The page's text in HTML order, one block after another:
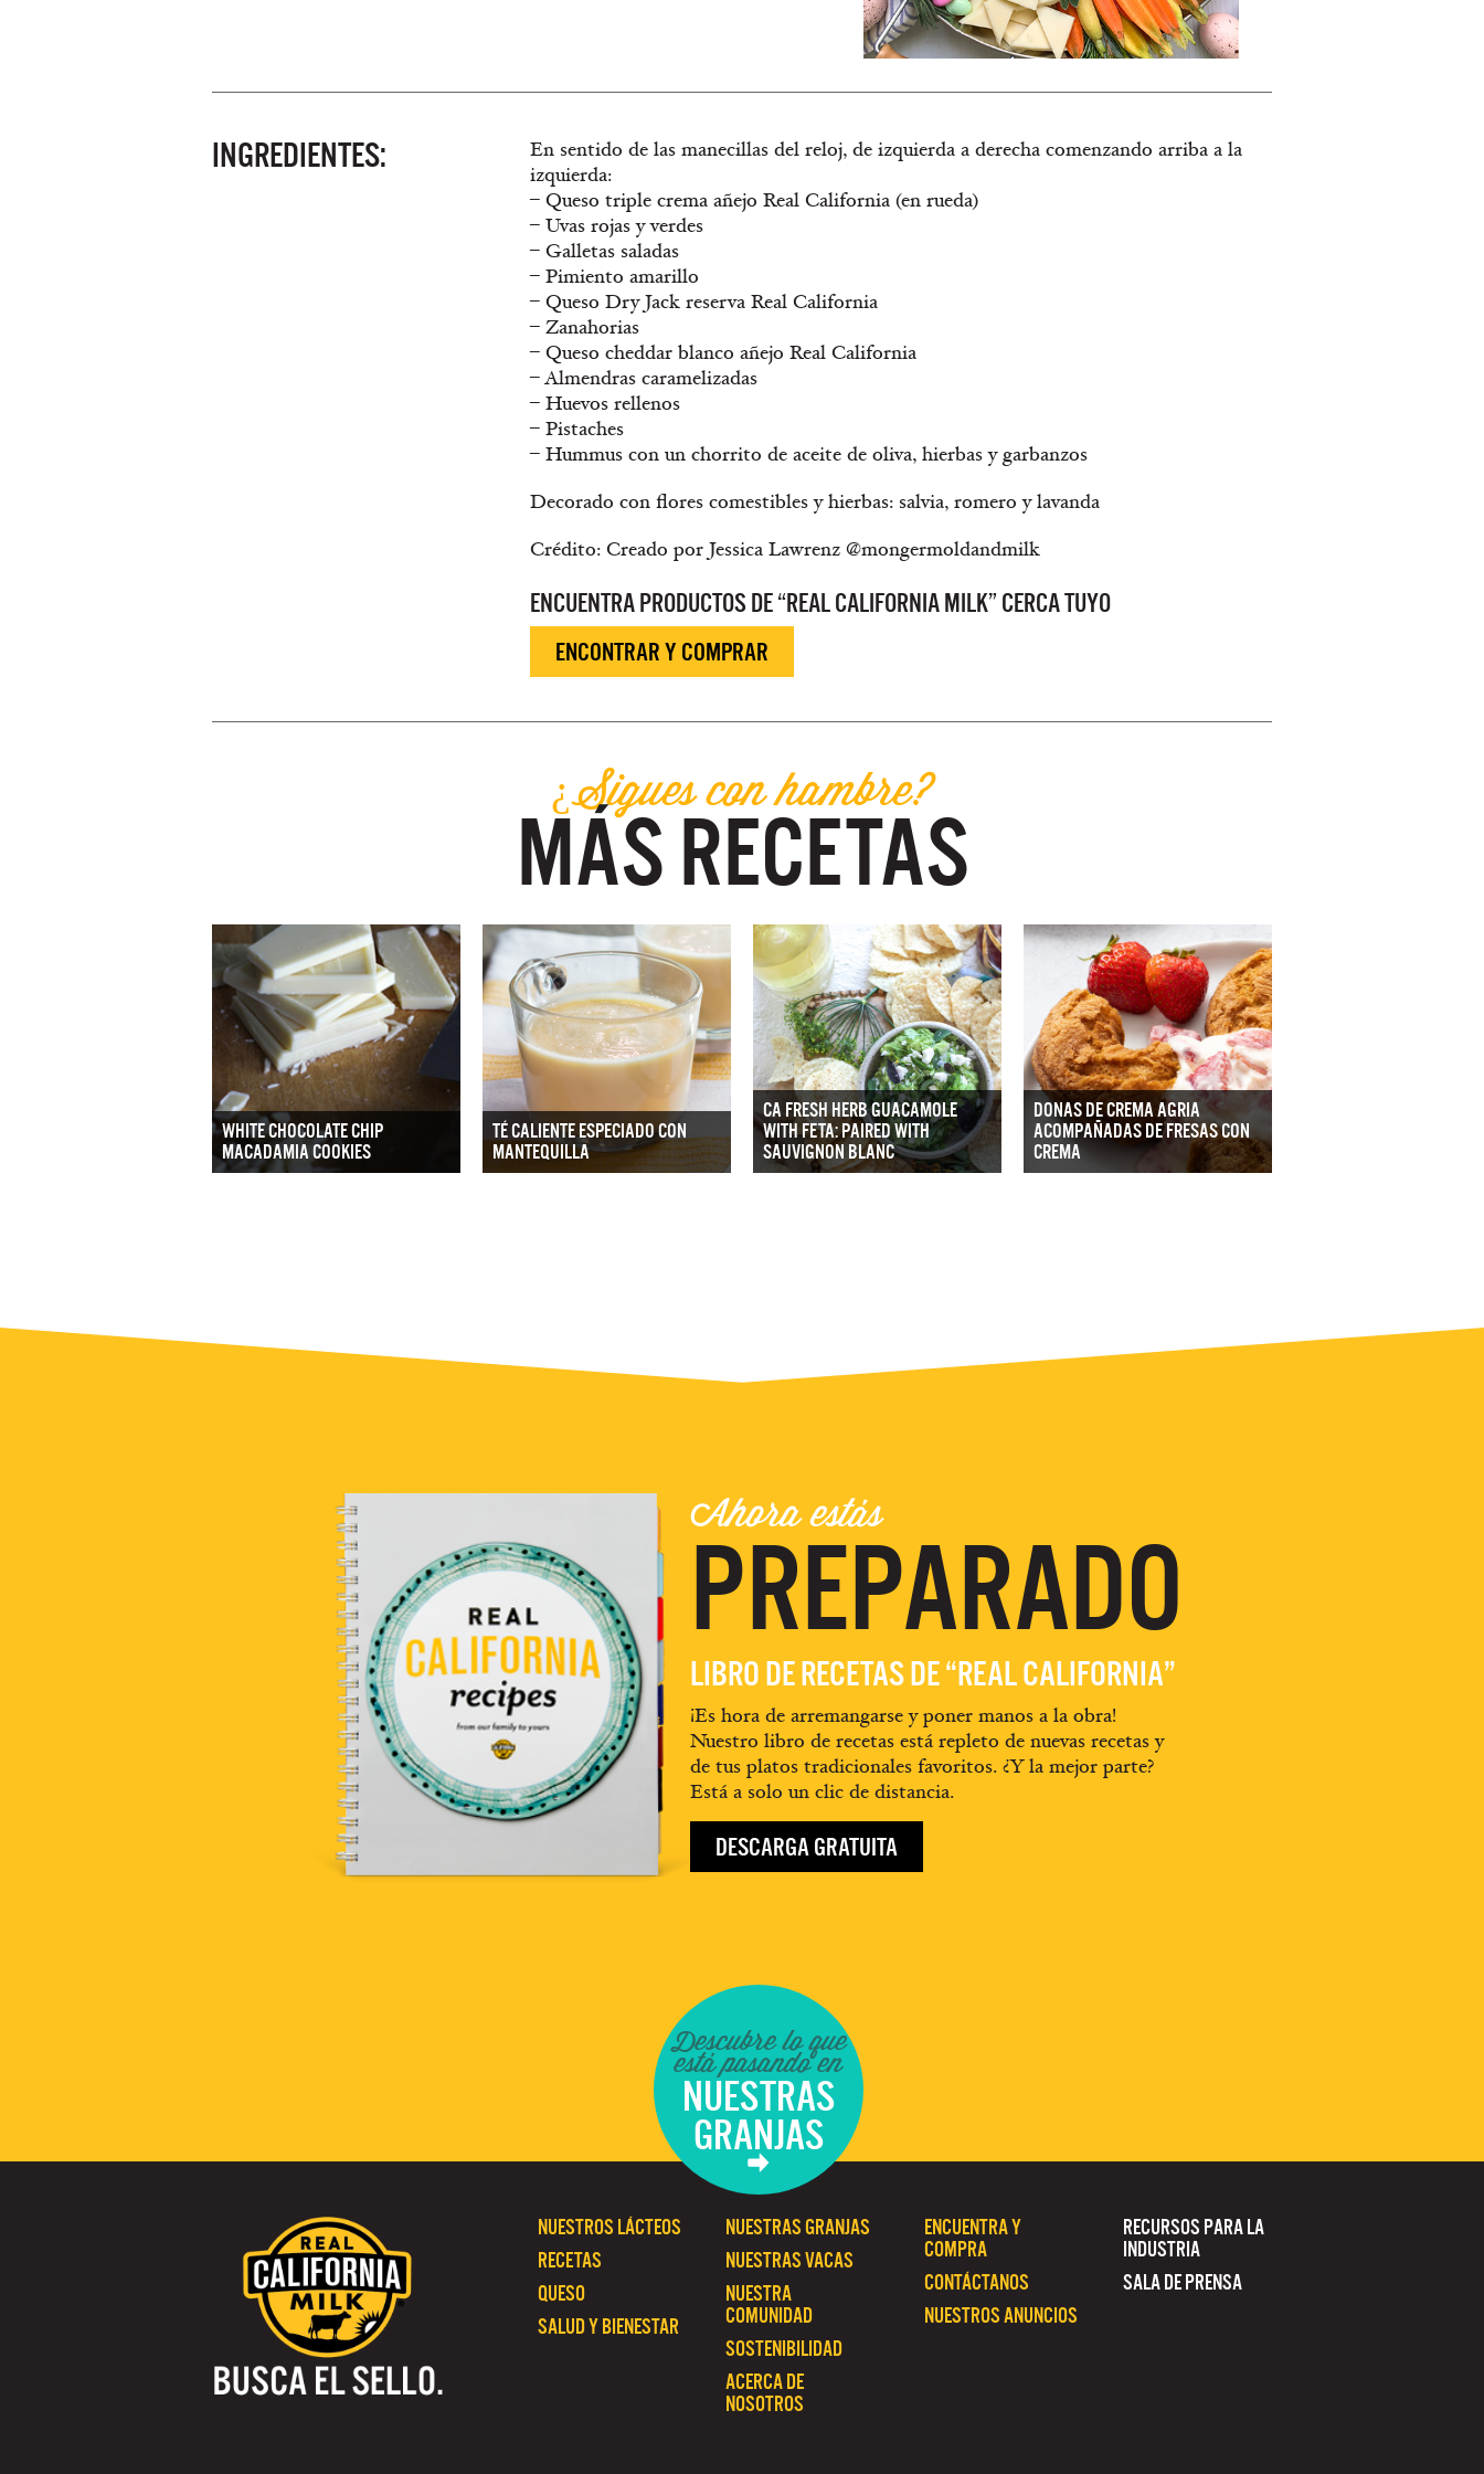
INGREDIENTES:
En sentido de las manecillas del reloj, de izquierda a derecha comenzando arriba a la
izquierda:
– Queso triple crema añejo Real California (en rueda)
– Uvas rojas y verdes
– Galletas saladas
– Pimiento amarillo
– Queso Dry Jack reserva Real California
– Zanahorias
– Queso cheddar blanco añejo Real California
– Almendras caramelizadas
– Huevos rellenos
– Pistaches
– Hummus con un chorrito de aceite de oliva, hierbas y garbanzos
Decorado con flores comestibles y hierbas: salvia, romero y lavanda
Crédito: Creado por Jessica Lawrenz @mongermoldandmilk
ENCUENTRA PRODUCTOS DE “REAL CALIFORNIA MILK” CERCA TUYO
ENCONTRAR Y COMPRAR
¿Sigues con hambre?
MÁS RECETAS
WHITE CHOCOLATE CHIP
MACADAMIA COOKIES
TÉ CALIENTE ESPECIADO CON
MANTEQUILLA
CA FRESH HERB GUACAMOLE
WITH FETA: PAIRED WITH
SAUVIGNON BLANC
DONAS DE CREMA AGRIA
ACOMPAÑADAS DE FRESAS CON
CREMA
Ahora estás
PREPARADO
LIBRO DE RECETAS DE “REAL CALIFORNIA”
¡Es hora de arremangarse y poner manos a la obra!
Nuestro libro de recetas está repleto de nuevas recetas y
de tus platos tradicionales favoritos. ¿Y la mejor parte?
Está a solo un clic de distancia.
DESCARGA GRATUITA
Descubre lo que
está pasando en
NUESTRAS
GRANJAS
RECURSOS PARA LA
INDUSTRIA
SALA DE PRENSA
ENCUENTRA Y
COMPRA
CONTÁCTANOS
NUESTROS ANUNCIOS
NUESTRAS GRANJAS
NUESTRAS VACAS
NUESTRA
COMUNIDAD
SOSTENIBILIDAD
ACERCA DE
NOSOTROS
NUESTROS LÁCTEOS
RECETAS
QUESO
SALUD Y BIENESTAR